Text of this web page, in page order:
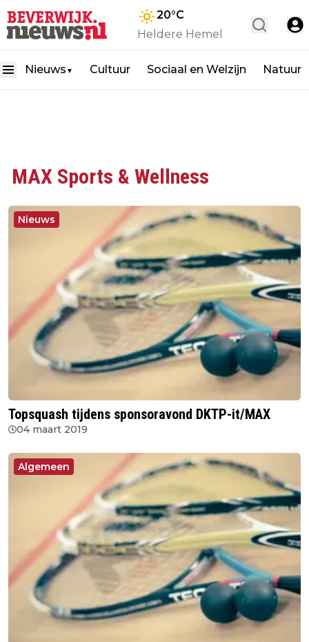
20°C
Heldere Hemel
Nieuws ▼ Cultuur Sociaal en Welzijn Natuur
MAX Sports & Wellness
Nieuws
Topsquash tijdens sponsoravond DKTP-it/MAX
04 maart 2019
Algemeen